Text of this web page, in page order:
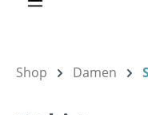
Shop Damen